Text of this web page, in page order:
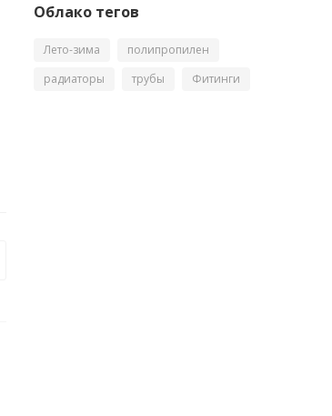
Облако тегов
Лето-зима
полипропилен
радиаторы
трубы Фитинги